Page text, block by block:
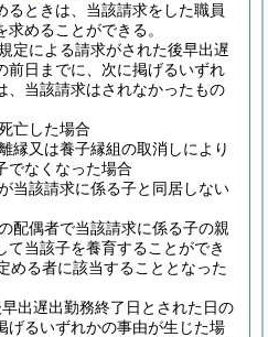
るときは、当該請求をした職員
めることができる。
定による請求がされた後早出遅
前日までに、次に掲げるいずれ
、当該請求はされなかったもの
亡した場合
縁又は養子縁組の取消しにより
でなくなった場合
当該請求に係る子と同居しない
配偶者で当該請求に係る子の親
て当該子を養育することができ
める者に該当することとなった
出遅出勤務終了日とされた日の
げるいずれかの事由が生じた場